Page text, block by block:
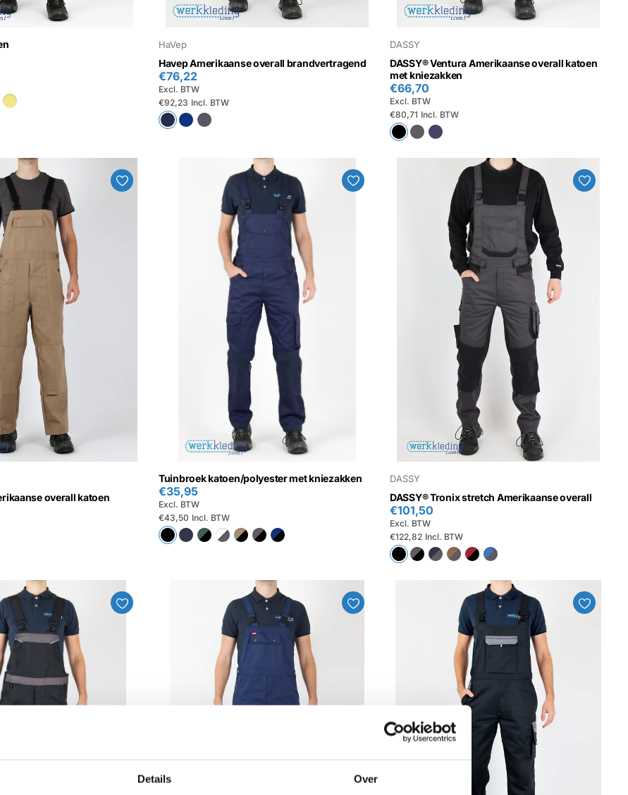
Details Over
HaVep
Havep Amerikaanse overall brandvertragend
€92,23 Incl. BTW
€76,22
Excl. BTW
DASSY
DASSY® Ventura Amerikaanse overall katoen
met kniezakken
€80,71 Incl. BTW
€66,70
Excl. BTW
overall katoen
Tuinbroek katoen/polyester met kniezakken
€43,50 Incl. BTW
€35,95
Excl. BTW
DASSY
DASSY® Tronix stretch Amerikaanse overall
€122,82 Incl. BTW
€101,50
Excl. BTW